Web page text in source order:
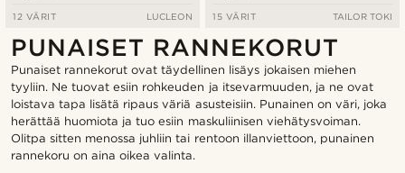
12 VÄRIT LUCLEON 15 VÄRIT TAILOR TOKI
PUNAISET RANNEKORUT
Punaiset rannekorut ovat täydellinen lisäys jokaisen miehen
tyyliin. Ne tuovat esiin rohkeuden ja itsevarmuuden, ja ne ovat
loistava tapa lisätä ripaus väriä asusteisiin. Punainen on väri, joka
herättää huomiota ja tuo esiin maskuliinisen viehätysvoiman.
Olitpa sitten menossa juhliin tai rentoon illanviettoon, punainen
rannekoru on aina oikea valinta.